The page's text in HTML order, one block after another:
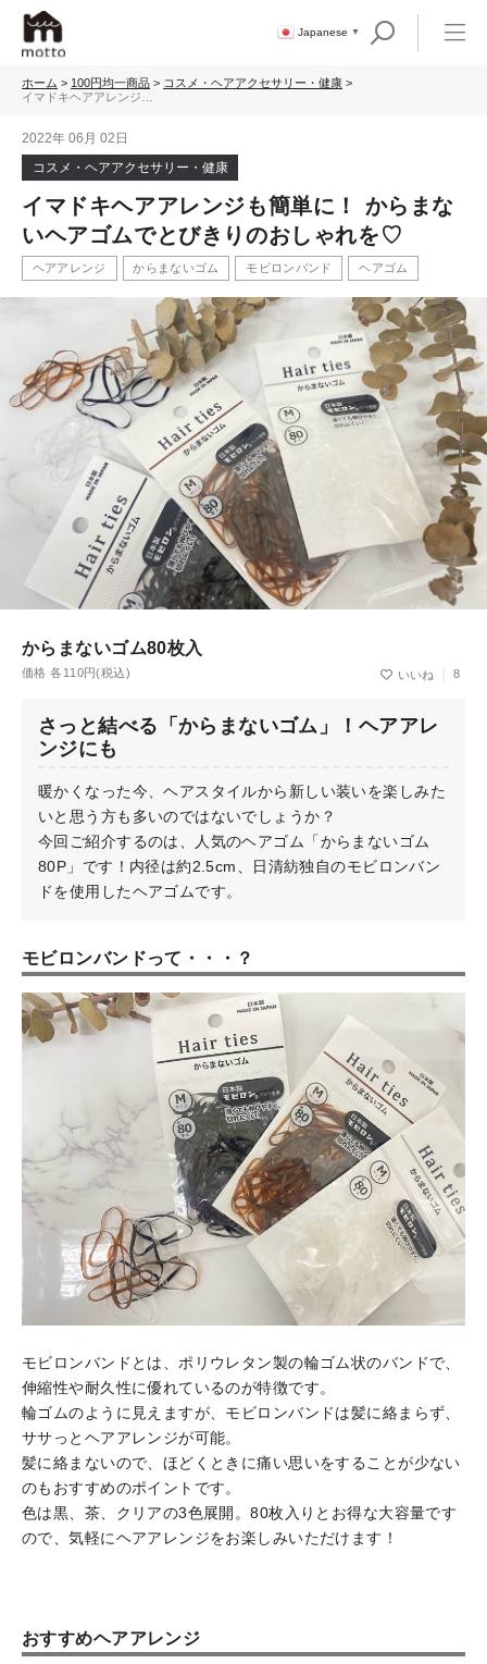
Japanese ▼
ホーム > 100円均一商品 > コスメ・ヘアアクセサリー・健康 >
イマドキヘアアレンジも
れを♡
2022年 06月 02日
コスメ・ヘアアクセサリー・健康
イマドキヘアアレンジも簡単に！ からまな
いヘアゴムでとびきりのおしゃれを♡
ヘアアレンジ からまないゴム モビロンバンド ヘアゴム
8
からまないゴム80枚入
価格 各110円(税込)
さっと結べる「からまないゴム」！ヘアアレ
ンジにも
暖かくなった今、ヘアスタイルから新しい装いを楽しみた
いと思う方も多いのではないでしょうか？
今回ご紹介するのは、人気のヘアゴム「からまないゴム
80P」です！内径は約2.5cm、日清紡独自のモビロンバン
ドを使用したヘアゴムです。
モビロンバンドって・・・？
モビロンバンドとは、ポリウレタン製の輪ゴム状のバンドで、
伸縮性や耐久性に優れているのが特徴です。
輪ゴムのように見えますが、モビロンバンドは髪に絡まらず、
ササっとヘアアレンジが可能。
髪に絡まないので、ほどくときに痛い思いをすることが少ない
のもおすすめのポイントです。
色は黒、茶、クリアの3色展開。80枚入りとお得な大容量です
ので、気軽にヘアアレンジをお楽しみいただけます！
おすすめヘアアレンジ